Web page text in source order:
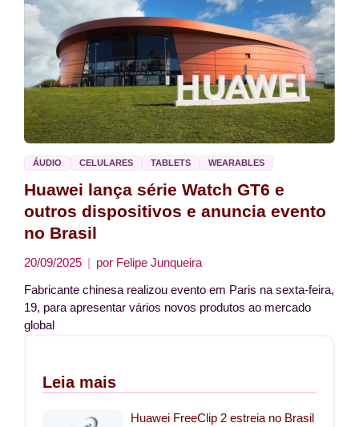
ÁUDIO CELULARES TABLETS WEARABLES
Huawei lança série Watch GT6 e
outros dispositivos e anuncia evento
no Brasil
20/09/2025 por Felipe Junqueira
Fabricante chinesa realizou evento em Paris na sexta-feira,
19, para apresentar vários novos produtos ao mercado
global
Leia mais
Huawei FreeClip 2 estreia no Brasil